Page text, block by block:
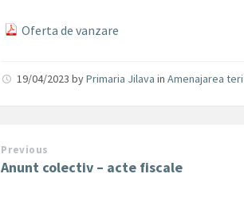
Oferta de vanzare
19/04/2023byPrimaria Jilava inAmenajarea
Previous
Anunt colectiv – acte fiscale